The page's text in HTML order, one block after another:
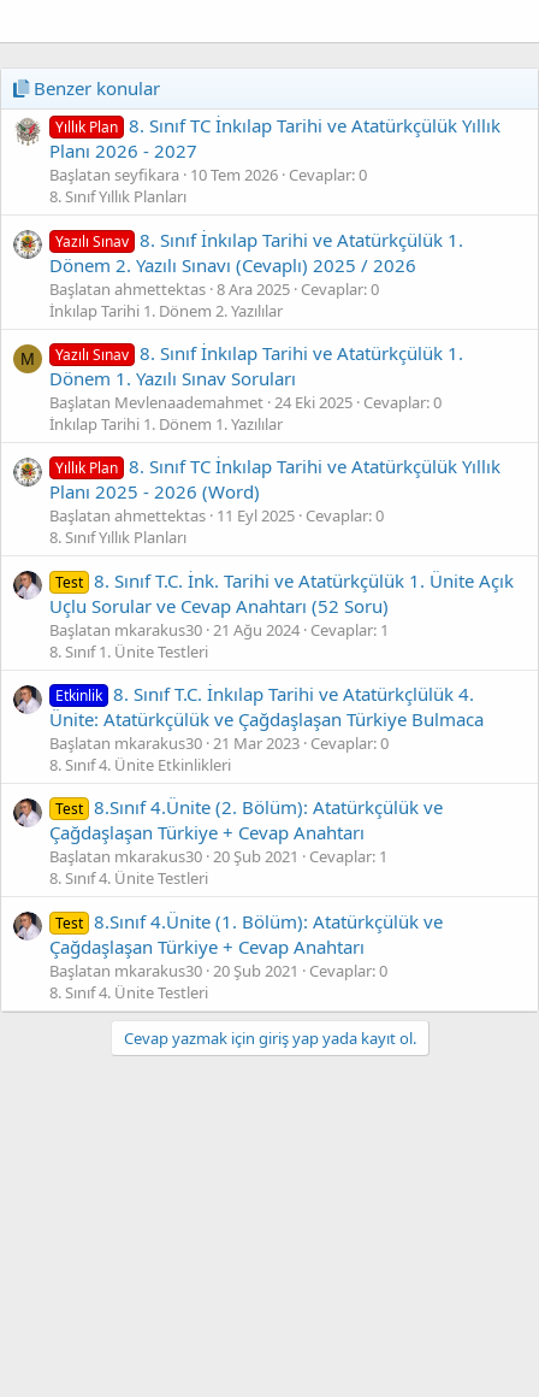
Benzer konular
Yıllık Plan 8. Sınıf TC İnkılap Tarihi ve Atatürkçülük Yıllık
Planı 2026 - 2027
Başlatan seyfikara 10 Tem 2026 Cevaplar: 0
8. Sınıf Yıllık Planları
Yazılı Sınav 8. Sınıf İnkılap Tarihi ve Atatürkçülük 1.
Dönem 2. Yazılı Sınavı (Cevaplı) 2025 / 2026
Başlatan ahmettektas 8 Ara 2025 Cevaplar: 0
İnkılap Tarihi 1. Dönem 2. Yazılılar
M Yazılı Sınav 8. Sınıf İnkılap Tarihi ve Atatürkçülük 1.
Dönem 1. Yazılı Sınav Soruları
Başlatan Mevlenaademahmet 24 Eki 2025 Cevaplar: 0
İnkılap Tarihi 1. Dönem 1. Yazılılar
Yıllık Plan 8. Sınıf TC İnkılap Tarihi ve Atatürkçülük Yıllık
Planı 2025 - 2026 (Word)
Başlatan ahmettektas 11 Eyl 2025 Cevaplar: 0
8. Sınıf Yıllık Planları
Test 8. Sınıf T.C. İnk. Tarihi ve Atatürkçülük 1. Ünite Açık
Uçlu Sorular ve Cevap Anahtarı (52 Soru)
Başlatan mkarakus30 21 Ağu 2024 Cevaplar: 1
8. Sınıf 1. Ünite Testleri
Etkinlik 8. Sınıf T.C. İnkılap Tarihi ve Atatürkçlülük 4.
Ünite: Atatürkçülük ve Çağdaşlaşan Türkiye Bulmaca
Başlatan mkarakus30 21 Mar 2023 Cevaplar: 0
8. Sınıf 4. Ünite Etkinlikleri
Test 8.Sınıf 4.Ünite (2. Bölüm): Atatürkçülük ve
Çağdaşlaşan Türkiye + Cevap Anahtarı
Başlatan mkarakus30 20 Şub 2021
Cevaplar: 1
8. Sınıf 4. Ünite Testleri
Test 8.Sınıf 4.Ünite (1. Bölüm): Atatürkçülük ve
Çağdaşlaşan Türkiye + Cevap Anahtarı
Başlatan mkarakus30 20 Şub 2021
Cevaplar: 0
8. Sınıf 4. Ünite Testleri
Cevap yazmak için giriş yap yada kayıt ol.